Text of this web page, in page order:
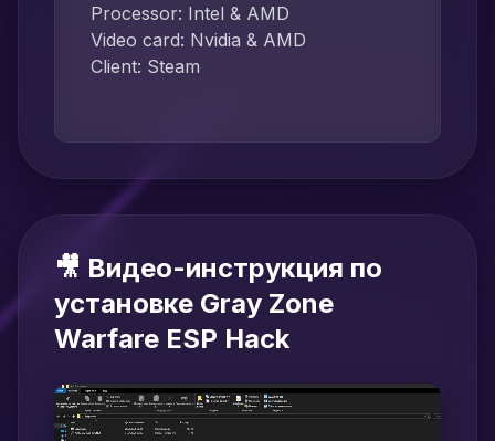
Processor: Intel & AMD
Video card: Nvidia & AMD
Client: Steam
🎥 Видео-инструкция по
установке Gray Zone
Warfare ESP Hack